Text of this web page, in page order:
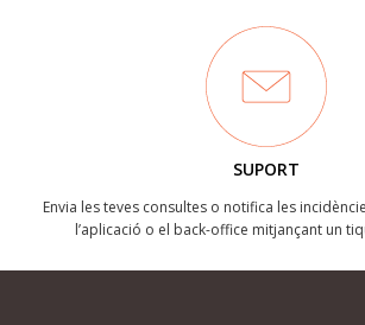
SUPORT
Envia les teves consultes o notifica les
l’aplicació o el back-office mitjançant un